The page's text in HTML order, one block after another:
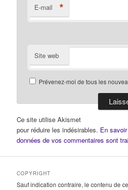
E-mail *
Site web
Prévenez-moi de tous les
Ce site utilise Akismet
pour réduire les indésirables. En
données de vos commentaires sont
COPYRIGHT
Sauf indication contraire, le contenu de